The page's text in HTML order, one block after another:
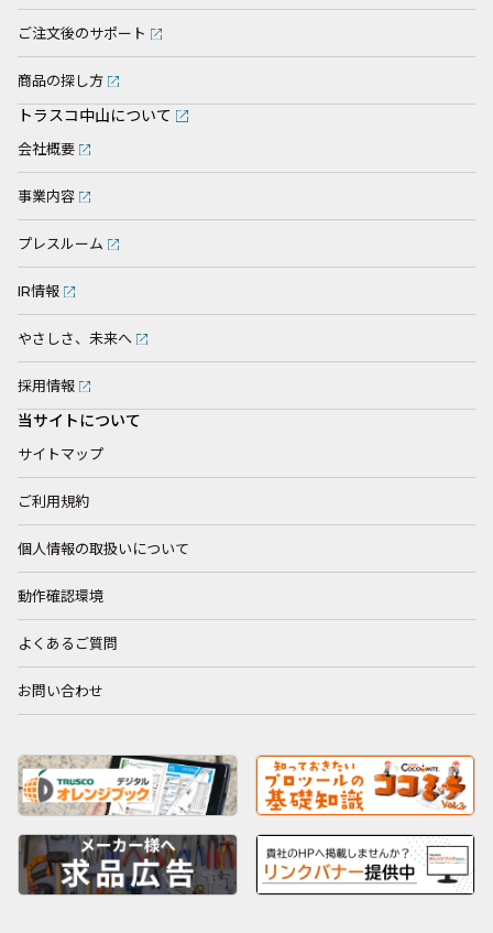
ご注文後のサポート
商品の探し方
トラスコ中山について
会社概要
事業内容
プレスルーム
IR情報
やさしさ、未来へ
採用情報
当サイトについて
サイトマップ
ご利用規約
個人情報の取扱いについて
動作確認環境
よくあるご質問
お問い合わせ